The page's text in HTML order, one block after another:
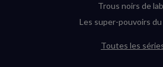
Trous noirs de
Les super-pouvoirs
Toutes les